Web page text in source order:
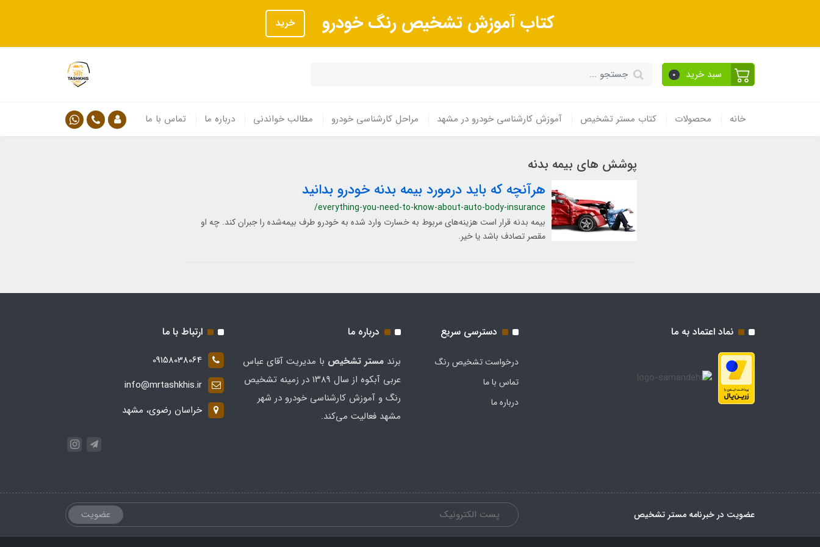
کتاب آموزش تشخیص رنگ خودرو خرید
سبد خرید 0
خانه محصولات کتاب مستر تشخیص آموزش کارشناسی خودرو در مشهد مراحل کارشناسی خودرو مطالب خواندنی درباره ما تماس با ما
پوشش های بیمه بدنه
هرآنچه که باید درمورد بیمه بدنه خودرو بدانید
/everything-you-need-to-know-about-auto-body-insurance
بیمه بدنه قرار است هزینه‌های مربوط به خسارت وارد شده به خودرو طرف بیمه‌شده را جبران کند. چه او
مقصر تصادف باشد یا خیر.
نماد اعتماد به ما دسترسی سریع
درخواست تشخیص رنگ
تماس با ما
درباره ما
درباره ما
برند مستر تشخيص با مدیریت آقای عباس
عربی آبکوه از سال ۱۳۸۹ در زمینه تشخیص
رنگ و آموزش کارشناسی خودرو در شهر
مشهد فعالیت می‌کند.
ارتباط با ما
09158038064
info@mrtashkhis.ir
خراسان رضوی، مشهد
عضویت در خبرنامه مستر تشخیص عضویت